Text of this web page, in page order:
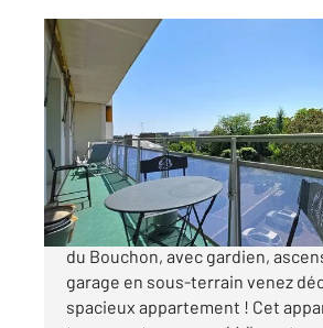
TROYES 10
136 m
, 5 pièces
Ref : 71883
Appartement F5 à vendre
304 000 €
Au sein d'une copropriété de
du Bouchon, avec gardien,
garage en sous-terrain venez
spacieux appartement ! Cet